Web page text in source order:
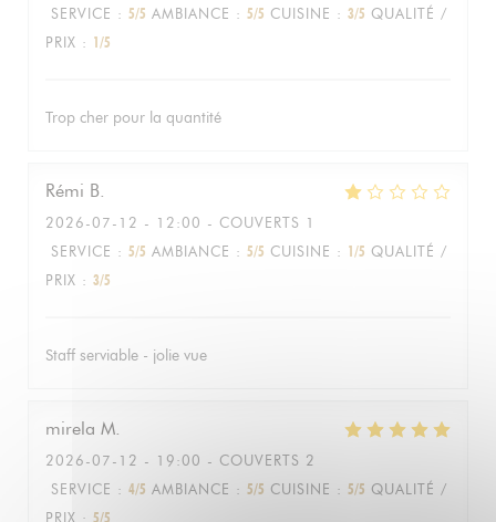
SERVICE : 5/5 AMBIANCE : 5/5 CUISINE : 3/5 QUALITÉ /
PRIX : 1/5
Trop cher pour la quantité
Rémi B
2026-07-12 - 12:00 - COUVERTS 1
SERVICE : 5/5 AMBIANCE : 5/5 CUISINE : 1/5 QUALITÉ /
PRIX : 3/5
Staff serviable - jolie vue
mirela M
2026-07-12 - 19:00 - COUVERTS 2
SERVICE : 4/5 AMBIANCE : 5/5 CUISINE : 5/5 QUALITÉ /
PRIX : 5/5